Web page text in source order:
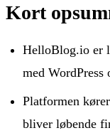
Kort
HelloBlog.io er
med WordPress
Platformen
bliver løbende